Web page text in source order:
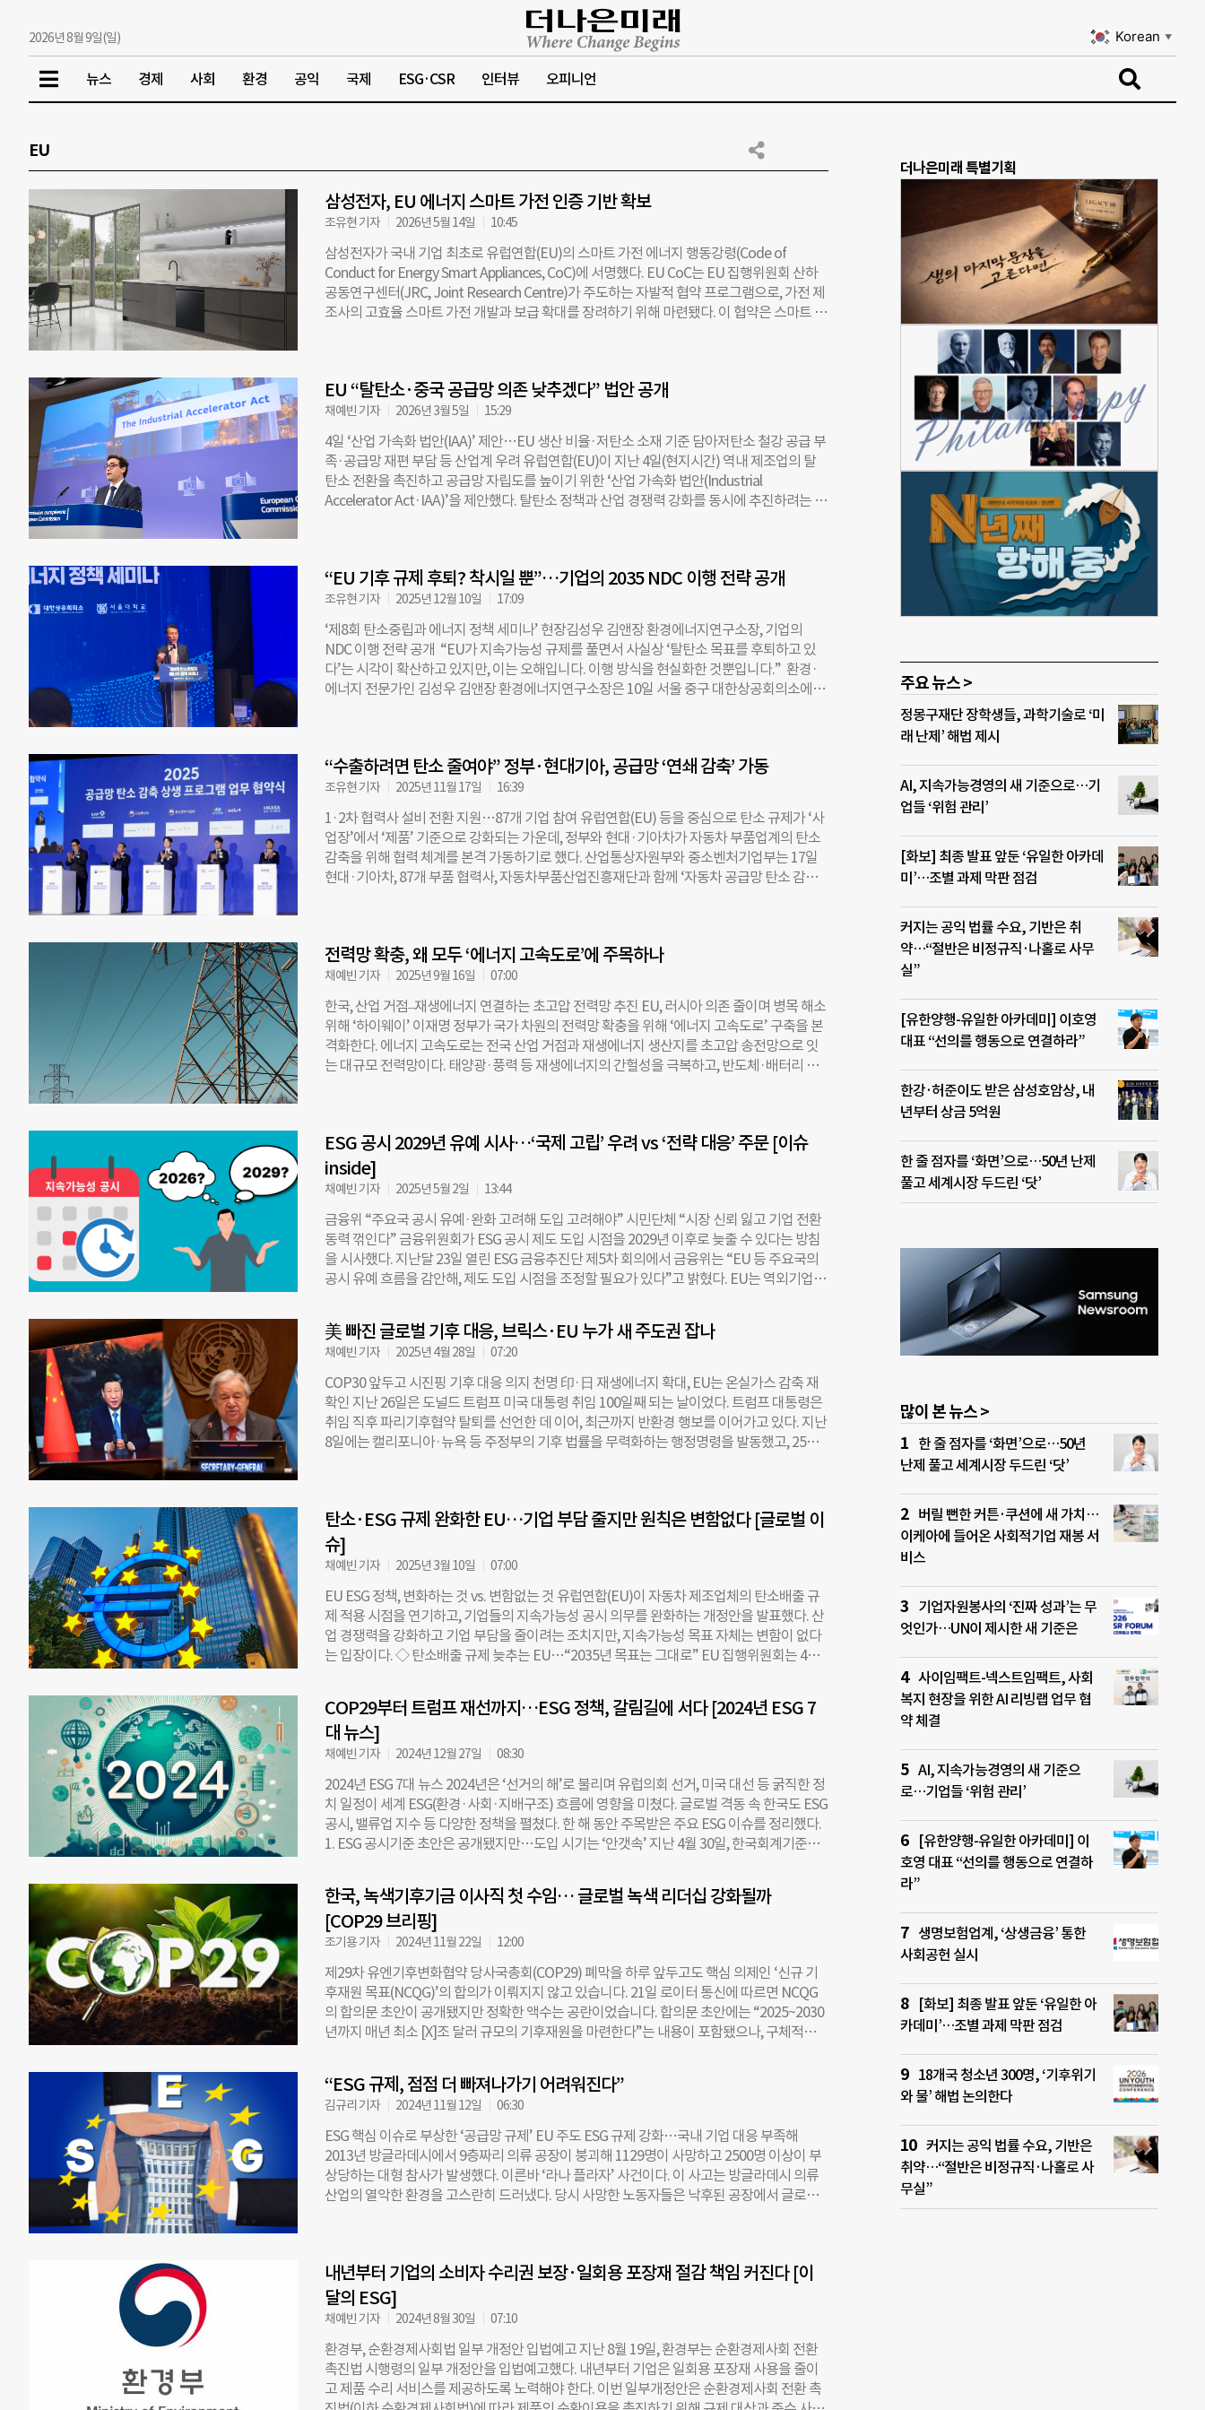
2026년 8월 9일(일) Korean ▼
뉴스 경제 사회 환경 공익 국제 ESG·CSR 인터뷰 오피니언
EU
삼성전자, EU 에너지 스마트 가전 인증 기반 확보
조유현 기자 2026년 5월 14일 10:45
삼성전자가 국내 기업 최초로 유럽연합(EU)의 스마트 가전 에너지 행동강령(Code of
Conduct for Energy Smart Appliances, CoC)에 서명했다. EU CoC는 EU 집행위원회 산하
공동연구센터(JRC, Joint Research Centre)가 주도하는 자발적 협약 프로그램으로, 가전 제
조사의 고효율 스마트 가전 개발과 보급 확대를 장려하기 위해 마련됐다. 이 협약은 스마트 가
참여한 가전 제조사와 에너지 절감 협력을 추진하도록 장려하고 있다. 현재 삼성전자는
British Gas, Coolblue 등 유럽 주요 에너지 기업과 협력해 전기요금 절감 혜택을 제공하고 있
으며, 앞으로 관련 협력을 더욱 확대할 계획이다. 또 삼성전자의 일체형 세탁건조기, 세탁기,
식기세척기는 EU CoC 기준을 충족해 EU 에너지 등급 등록 시스템(EPREL, European
Product Registry for Energy Labelling)에 ‘에너지 스마트 가전(Energy Smart Appliance,
ESA)’으로 등록됐다. 이들 제품은 전력망과 연동해 전력 수요가 낮은 시간대에 기기 사용을
제안하는 ‘맞춤 예약(Optimal Scheduling)’ 기능을 갖췄다. EU는 EPREL을 통해 고효율 가전
가에서는 EPREL에 등록된 고효율·에너지 절감형 스마트 가전에 대해 보조금이나 세제 혜택
을 제공하고
EU “탈탄소·중국 공급망 의존 낮추겠다” 법안 공개
채예빈 기자 2026년 3월 5일 15:29
4일 ‘산업 가속화 법안(IAA)’ 제안…EU 생산 비율·저탄소 소재 기준 담아저탄소 철강 공급 부
족·공급망 재편 부담 등 산업계 우려 유럽연합(EU)이 지난 4일(현지시간) 역내 제조업의 탈
탄소 전환을 촉진하고 공급망 자립도를 높이기 위한 ‘산업 가속화 법안(Industrial
Accelerator Act·IAA)’을 제안했다. 탈탄소 정책과 산업 경쟁력 강화를 동시에 추진하려는 시
기준과 ‘유럽산(Made in EU)’ 비율을 일정 수준 이상 충족하도록 하는 내용을 담고 있다. 회
원국 정부가 공공조달을 통해 철강을 구매할 경우 전체 물량의 최소 25%를 ‘저탄소 철강
(low-carbon steel)’으로 채워야 한다. 알루미늄은 공공조달 물량의 25%를 EU에서 생산되
고 저탄소 기준을 충족하는 제품으로 조달하도록 했다. 전기차의 경우 공공조달 또는 공공 지
원을 받을 때 배터리를 제외한 부품 원가의 70%를 EU 역내에서 생산해야 한다. 또 특정 산업
에서 글로벌 생산의 40% 이상을 차지하는 국가의 기업이 1억 유로(한화 약 1700억 원) 이상
투자할 경우, 외국인 지분을 49%로 제한한다. 직원의 절반 이상을 EU 근로자로 채용하도록
모호하다” 문제는 탈탄소 정책을 뒷받침할 저탄소 소재 공급망이
“EU 기후 규제 후퇴? 착시일 뿐”…기업의 2035 NDC 이행 전략 공개
조유현 기자 2025년 12월 10일 17:09
‘제8회 탄소중립과 에너지 정책 세미나’ 현장김성우 김앤장 환경에너지연구소장, 기업의
NDC 이행 전략 공개 “EU가 지속가능성 규제를 풀면서 사실상 ‘탈탄소 목표를 후퇴하고 있
다’는 시각이 확산하고 있지만, 이는 오해입니다. 이행 방식을 현실화한 것뿐입니다.” 환경·
에너지 전문가인 김성우 김앤장 환경에너지연구소장은 10일 서울 중구 대한상공회의소에서
‘새정부의 탄소중립·에너지 정책 방향과 과제’를 주제로 대한상공회의소와 서울대학교가 공
동으로 개최했다. ◇ “규제 대상 100곳→10곳 줄어도 배출량 99% 관리” 지난 9일(현지 시
각) 로이터통신른 유럽연합(EU)이 그동안 추진해온 ‘기업 지속가능성 보고 지침’(CSRD)과
‘공급망 실사 지침’(CSDDD)의 적용 대상을 크게 줄이는 방향으로 손질하고 있다고 보도했
다. 당초 근로자 250명 이상 유럽 기업 약 5만 곳으로 예상됐던 CSRD 적용 범위는 근로자
1000명 이상·매출 4억5000만 유로 이상 기업으로 상향되면서 상당수가 의무 대상에서 빠지
게 됐다. 비(非)EU 기업도 EU 내 매출이 4억5000만 유로를 넘는 경우에만 보고 의무를 진다.
하기로 했다. 규정 위반 때 부과할 벌금은 ‘글로벌 매출의 최대 3%’ 선에서 상한을 두고, 본격
적인 의무 적용 시점도 2029년 7월로 미뤄졌다. 문제는 이러한 유럽의 흐름을 ‘규제 후퇴’로
“수출하려면 탄소 줄여야” 정부·현대기아, 공급망 ‘연쇄 감축’ 가동
조유현 기자 2025년 11월 17일 16:39
1·2차 협력사 설비 전환 지원…87개 기업 참여 유럽연합(EU) 등을 중심으로 탄소 규제가 ‘사
업장’에서 ‘제품’ 기준으로 강화되는 가운데, 정부와 현대·기아차가 자동차 부품업계의 탄소
감축을 위해 협력 체계를 본격 가동하기로 했다. 산업통상자원부와 중소벤처기업부는 17일
현대·기아차, 87개 부품 협력사, 자동차부품산업진흥재단과 함께 ‘자동차 공급망 탄소 감축
를 돕는 구조다. 정부는 이를 통해 ‘연쇄적 감축 모델’이 공급망 전반으로 확산될 것으로 기대
하고 있다. 현대·기아차는 협력사들의 저탄소 전환을 지원함으로써 완성차의 전체 탄소발자
국을 낮추는 동시에, 외부 감축 실적으로 확보한 배출권을 배출권거래제에서 상쇄 배출권 형
태로 활용할 수 있게 된다. 산업부는 올해 LG전자·포스코·LX하우시스·LG화학 등 4개 공급
망 컨소시엄을 대상으로 시범사업을 추진했으며, 내년에는 ‘산업 공급망 탄소 파트너십 사
업’을 통해 보다 광범위한 공급망으로 확대할 계획이다. 중기부 역시 중소기업의 탄소중립 설
비투자를 위한 지원 규모를 늘려 자동차 부품 중소기업의 저탄소 전환을 체계적으로 지원하
업 생태계를 구축하겠다는 방침이다. 박동일 산업부 산업정책실장은 “공급망의 탄소 감축은
어느 한 기업만의 노력으로는 불가능하다”며 “정부와 대·중소기업의 협업을 통해 2035 NDC
를 넘어 산업
전력망 확충, 왜 모두 ‘에너지 고속도로’에 주목하나
채예빈 기자 2025년 9월 16일 07:00
한국, 산업 거점–재생에너지 연결하는 초고압 전력망 추진 EU, 러시아 의존 줄이며 병목 해소
위해 ‘하이웨이’ 이재명 정부가 국가 차원의 전력망 확충을 위해 ‘에너지 고속도로’ 구축을 본
격화한다. 에너지 고속도로는 전국 산업 거점과 재생에너지 생산지를 초고압 송전망으로 잇
는 대규모 전력망이다. 태양광·풍력 등 재생에너지의 간헐성을 극복하고, 반도체·배터리 등
에너지 고속도로 추진단을 설치했고, 오는 26일부터는 ‘국가기간 전력망 확충 특별법’이 시행
된다. 사실상 국가 차원의 전력망 대전환에 시동이 걸린 셈이다. ◇ 러시아 의존 줄이며 ‘에너
지 섬’ 해소 나서는 유럽 유럽연합(EU)도 비슷한 길을 걷고 있다. EU 집행위는 역내 전력망 병
을 내놨다. 우르줄라 폰데어라이엔 집행위원장은 지난 10일(현지시각) 프랑스 스트라스부르
에서 열린 연례 국정연설에서 “외레순 해협에서 시칠리아 해협까지 8개 병목 지점을 확인했
다”며 “이를 해소해 유럽 시민에게 더 저렴하고 안정적인 전력을 공급하겠다”고 말했다. EU
는 회원국 간 전력망 격차가 심각하다. 독일·네덜란드는 디지털 전력망과 저장 시설에 투자했
외하면 EU 본토와 연결률이 2% 수준에 불과해 ‘에너지 섬’으로 남아 있고, 지난 4월 이베리
아 전역 정전 사태가 그 위험성을 드러냈다. ◇ 가격 안정·안보 위한
ESG 공시 2029년 유예 시사…‘국제 고립’ 우려 vs ‘전략 대응’ 주문 [이슈
inside]
채예빈 기자 2025년 5월 2일 13:44
금융위 “주요국 공시 유예·완화 고려해 도입 고려해야” 시민단체 “시장 신뢰 잃고 기업 전환
동력 꺾인다” 금융위원회가 ESG 공시 제도 도입 시점을 2029년 이후로 늦출 수 있다는 방침
을 시사했다. 지난달 23일 열린 ESG 금융추진단 제5차 회의에서 금융위는 “EU 등 주요국의
공시 유예 흐름을 감안해, 제도 도입 시점을 조정할 필요가 있다”고 밝혔다. EU는 역외기업에
수를 줄이고 시점을 유예하는 방안도 논의 중이다. 금융위는 이를 참고해 국내 시행 시점도 재
검토하고 있다고 설명했다. 또 스코프3(간접 배출) 항목에 대해서는 데이터 측정의 어려움을
고려해 일정 기간 공시를 유예하거나 추정치를 허용하는 방안이 검토되고 있다. 연결 기준 공
시는 유지하되, 재무적 중요성이 낮은 자회사는 공시 대상에서 제외하는 방안도 논의 중이다.
◇ ESG 공시, 시장 신뢰를 위한 최소 조건 금융위 발표 직후 시민사회단체에서는 비판이 잇따
랐다. 한국사회책임투자포럼은 지난달 23일 논평을 내고, “공시 의무화를 2029년으로 미루
는 것은 정책적 오판”이라며 “우리 기업들이 갈라파고스처럼 국제 지속가능 투자 자본에서
등을 근거로 들며, 자본시장법을 개정해 2027년부터 법정 공시를 시행해야 한다고 제언했다.
이종오 한국사회책임투자포럼 사무국장은 “미국에서는 공화당이 자국 기업 경쟁력을 보호
하기 위해
美 빠진 글로벌 기후 대응, 브릭스·EU 누가 새 주도권 잡나
채예빈 기자 2025년 4월 28일 07:20
COP30 앞두고 시진핑 기후 대응 의지 천명 印·日 재생에너지 확대, EU는 온실가스 감축 재
확인 지난 26일은 도널드 트럼프 미국 대통령 취임 100일째 되는 날이었다. 트럼프 대통령은
취임 직후 파리기후협약 탈퇴를 선언한 데 이어, 최근까지 반환경 행보를 이어가고 있다. 지난
8일에는 캘리포니아·뉴욕 등 주정부의 기후 법률을 무력화하는 행정명령을 발동했고, 25일
섰다. ◇ 트럼프 빠진 기후 정상회의… 中·브라질 전면에 오는 11월 열릴 제30차 유엔기후변
화협약 당사국총회(COP30)를 앞두고, 지난 23일 세계 주요국들이 기후 의제 논의를 위해 한
자리에 모였다. 주최국 브라질 주도 아래 열린 이번 회의에는 시진핑 중국 국가주석, 우르줄라
했다. 시진핑 주석은 “일부 국가는 일방주의와 보호무역주의로 국제 규범을 훼손하고 있지만,
역사는 우여곡절 속에서도 전진한다”고 강조했다. 이어 “중국의 기후변화 대응 조치는 절대
늦춰지지 않을 것”이라고 덧붙였다. 로이터 통신 등 해외 매체는 이를 “다자 간 기후 행동 지
지와 녹색 기술의 자유로운 흐름을 촉구한 발언”으로 해석했다. 동시에 트럼프 행정부를 겨냥
년 국가 온실가스 감축목표(NDC)’를 새롭게 발표하겠다고 밝혔다. 기존 이산화탄소 중심에
서
탄소·ESG 규제 완화한 EU…기업 부담 줄지만 원칙은 변함없다 [글로벌 이
슈]
채예빈 기자 2025년 3월 10일 07:00
EU ESG 정책, 변화하는 것 vs. 변함없는 것 유럽연합(EU)이 자동차 제조업체의 탄소배출 규
제 적용 시점을 연기하고, 기업들의 지속가능성 공시 의무를 완화하는 개정안을 발표했다. 산
업 경쟁력을 강화하고 기업 부담을 줄이려는 조치지만, 지속가능성 목표 자체는 변함이 없다
는 입장이다. ◇ 탄소배출 규제 늦추는 EU…“2035년 목표는 그대로” EU 집행위원회는 4일
차 업계의 경쟁력 강화를 위해 규제 적용을 완화하되, 2035년까지 신규 차량의 탄소배출을
‘제로(0)’로 만든다는 장기 목표는 그대로 유지하겠다는 방침이다. EU 집행위원회는 당초
2025년까지 자동차 판매량의 20%를 전기차로 채워야 한다는 규정을 두고 있었으나, 이를
2027년까지 유예하는 개정안을 이달 중 제안할 예정이다. 또, 올해부터 신차 평균 탄소배출량
상한선을 2021년 대비 15% 낮춘 81g/km로 설정하고, 이를 초과할 경우 g당 95유로(한화 약
15원)의 과징금을 부과할 계획이었다. 그러나 이번 개정안이 통과되면 제조업체들은 2025년
이 아닌 2027년까지 목표를 맞추면 되며, 올해 감축 목표를 달성하지 못하더라도 과징금을 피
할 수 있게 된다. 우르줄라 폰 데어 라이엔 EU 집행위원장은 “탄소 감축 목표는 그대로 유지
된다”면서도 “제조업체들에게 더 많은 유연성을 제공하는 것이 핵심”이라고 밝혔다. 이번 개
가들이 시행 유예를 지지하고 있어 가결 가능성이 높다. ◇ 지속가능성 공시 완화…‘연기’되
거나 ‘축소’되거나 ​EU는 지난달 26일 기업들의 지속가능성 공시 부담을 줄이기 위해 ‘EU 옴
니버스 패키지’를 발표했다. 기업 지속가능성 보고
COP29부터 트럼프 재선까지…ESG 정책, 갈림길에 서다 [2024년 ESG 7
대 뉴스]
채예빈 기자 2024년 12월 27일 08:30
2024년 ESG 7대 뉴스 2024년은 ‘선거의 해’로 불리며 유럽의회 선거, 미국 대선 등 굵직한 정
치 일정이 세계 ESG(환경·사회·지배구조) 흐름에 영향을 미쳤다. 글로벌 격동 속 한국도 ESG
공시, 밸류업 지수 등 다양한 정책을 펼쳤다. 한 해 동안 주목받은 주요 ESG 이슈를 정리했다.
1. ESG 공시기준 초안은 공개됐지만…도입 시기는 ‘안갯속’ 지난 4월 30일, 한국회계기준원
련 재무공시’ 초안에 따르면. 자산 2조 원 이상의 코스피 상장사는 투자자의 의사결정에 영향
을 미칠 수 있는 기후를 비롯한 ESG 관련 위험과 기회를 공시해야 한다. 주요 공시 항목은 ▲
지배구조 ▲전략 ▲위험 관리 ▲지표 및 목표 등으로 구성됐다. 금융위원회는 ‘ESG 공시 의
무화’를 2026년 이후 도입할 계획이라고 밝히면서도 구체적인 일정은 발표하지 않았다.
KSSB는 12월 23일 의결하려던 ESG 공시기준서 권고안도 내년으로 연기됐다. 한국회계기준
원은 더나은미래와의 전화 인터뷰에서 “금융당국의 지속가능성 공시 로드맵이 아직 발표되
지 않았다”며 “로드맵이 나오는 시점에 맞춰 권고안을 의결하는 것이 적절하다는 의견이 많
아 연기를 결정했다”고 설명했다. 현장에서는 금융당국의 불확실한 일정이 기업들의 ESG 공
시 준비에도 혼란을 가중시키고 있다는 지적이 나온다. 2. 코리아 밸류업 지수 도입…첫발 내
업 지수(Korea Value-up Index)’를 도입했다. 100개 종목으로 구성된 이 지수는 기업가치 제
고를 목표로 하며, 기업의 주주 이익 보장 계획과 비재무적 요인 등이 중요한 평가 항목이다. 9
한국, 녹색기후기금 이사직 첫 수임… 글로벌 녹색 리더십 강화될까
[COP29 브리핑]
조기용 기자 2024년 11월 22일 12:00
제29차 유엔기후변화협약 당사국총회(COP29) 폐막을 하루 앞두고도 핵심 의제인 ‘신규 기
후재원 목표(NCQG)’의 합의가 이뤄지지 않고 있습니다. 21일 로이터 통신에 따르면 NCQG
의 합의문 초안이 공개됐지만 정확한 액수는 공란이었습니다. 합의문 초안에는 “2025~2030
년까지 매년 최소 [X]조 달러 규모의 기후재원을 마련한다”는 내용이 포함됐으나, 구체적인
크 훅스트라 유럽연합(EU) 집행위원회 기후행동위원은 “현재 형태의 초안은 분명히 용납할
수 없다”고 밝혔으며, 파나마의 후안 카를로스 몬테레이 고메즈 수석협상가는 “너무 약한 문
구들만 남았다”며 실망감을 표했습니다. 아프리카의 기후·에너지 싱크탱크 ‘파워 시프트 아
프리카’는 초안을 “빈 종이에 불과하다”고 비판했습니다. 한국, 녹색기후기금 이사직 최초 수
임 한국은 녹색기후기금(GCF)의 제5기 이사직을 2025년과 2027년 2년간 수임하고, 2026년
에는 대리이사직을 맡기로 했습니다. 기획재정부는 “그동안 녹색기후기금 기여 확대와 글로
벌녹색성장연구소(GGGI) 고위직 선출, 산업은행의 기후기금 사업 승인 등 국제사회에서 기
이 한국인 최초로 녹색기후기금 국장으로 부임해 화제를 모았습니다. 기재부는 “이사 수임과
함께 국제 기구에서 한국의 위상이 더욱 강화될 것”이라고 내다봤습니다. 개도국, EU의 탄소
국경세에 ‘기후 대응 방해’ 21일(현지시간) COP29에서는 EU의 탄소국경세가 무역 장벽으로
작용하며 개발도상국의 기후변화 대응을 어렵게 만든다는 비판도 제기됐습니다. 이날 로이
터 통신에 따르면 개도국 협상단은 “탄소국경세와 같은 무역 장벽은 녹색
“ESG 규제, 점점 더 빠져나가기 어려워진다”
김규리 기자 2024년 11월 12일 06:30
ESG 핵심 이슈로 부상한 ‘공급망 규제’ EU 주도 ESG 규제 강화…국내 기업 대응 부족해
2013년 방글라데시에서 9층짜리 의류 공장이 붕괴해 1129명이 사망하고 2500명 이상이 부
상당하는 대형 참사가 발생했다. 이른바 ‘라나 플라자’ 사건이다. 이 사고는 방글라데시 의류
산업의 열악한 환경을 고스란히 드러냈다. 당시 사망한 노동자들은 낙후된 공장에서 글로벌
투명하게 공개하겠다는 내용을 담고 있다. 오늘날 ‘공급망 관리’는 ESG 경영에서 다시 주요한
화두가 됐다. 세계 최대 자산운용사인 블랙록은 지난 7월 ‘기후 및 탈탄소 관리 지침’을 발표
하며, 기업에 “Scope 3 온실가스(GHG) 배출을 공개하라”고 요구했다. 이는 기업의 비즈니스
ESG 규제의 3가지 층위…국내법, 국제법, 연성규범 지난 7일 기빙플러스와 밀알복지재단이
개최한 ‘ESG 컨퍼런스’에서 윤용희 법무법인 율촌 변호사는 “ESG 경영에서 공급망 관리에
대응하지 않으면 생태계에서 살아남기 어렵다”며 “국내외 다양한 ESG 규제를 피해가기는 쉽
내년부터 기업의 소비자 수리권 보장·일회용 포장재 절감 책임 커진다 [이
달의 ESG]
채예빈 기자 2024년 8월 30일 07:10
환경부, 순환경제사회법 일부 개정안 입법예고 지난 8월 19일, 환경부는 순환경제사회 전환
촉진법 시행령의 일부 개정안을 입법예고했다. 내년부터 기업은 일회용 포장재 사용을 줄이
고 제품 수리 서비스를 제공하도록 노력해야 한다. 이번 일부개정안은 순환경제사회 전환 촉
더나은미래 특별기획
주요 뉴스 >
정몽구재단 장학생들, 과학기술로 ‘미
래 난제’ 해법 제시
AI, 지속가능경영의 새 기준으로…기
업들 ‘위험 관리’
[화보] 최종 발표 앞둔 ‘유일한 아카데
미’…조별 과제 막판 점검
커지는 공익 법률 수요, 기반은 취
약…“절반은 비정규직·나홀로 사무
실”
[유한양행-유일한 아카데미] 이호영
대표 “선의를 행동으로 연결하라”
한강·허준이도 받은 삼성호암상, 내
년부터 상금 5억원
한 줄 점자를 ‘화면’으로…50년 난제
풀고 세계시장 두드린 ‘닷’
많이 본 뉴스 >
한 줄 점자를 ‘화면’으로…50년
난제 풀고 세계시장 두드린 ‘닷’
버릴 뻔한 커튼·쿠션에 새 가치…
이케아에 들어온 사회적기업 재봉 서
비스
기업자원봉사의 ‘진짜 성과’는 무
엇인가…UN이 제시한 새 기준은
사이임팩트-넥스트임팩트, 사회
복지 현장을 위한 AI 리빙랩 업무 협
약 체결
AI, 지속가능경영의 새 기준으
로…기업들 ‘위험 관리’
[유한양행-유일한 아카데미] 이
호영 대표 “선의를 행동으로 연결하
라”
생명보험업계, ‘상생금융’ 통한
사회공헌 실시
[화보] 최종 발표 앞둔 ‘유일한 아
카데미’…조별 과제 막판 점검
18개국 청소년 300명, ‘기후위기
와 물’ 해법 논의한다
커지는 공익 법률 수요, 기반은
취약…“절반은 비정규직·나홀로 사
무실”